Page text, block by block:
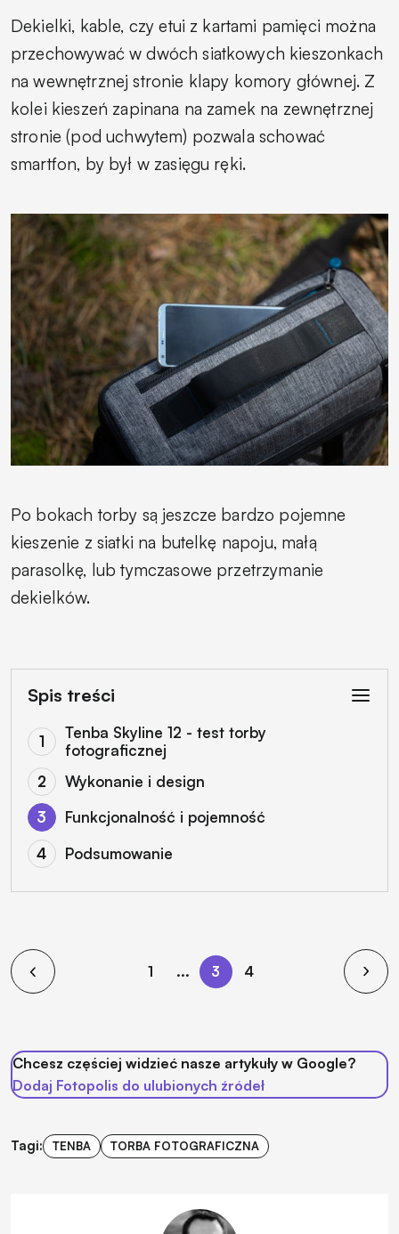
Dekielki, kable, czy etui z kartami pamięci można
przechowywać w dwóch siatkowych kieszonkach
na wewnętrznej stronie klapy komory głównej. Z
kolei kieszeń zapinana na zamek na zewnętrznej
stronie (pod uchwytem) pozwala schować
smartfon, by był w zasięgu ręki.
Po bokach torby są jeszcze bardzo pojemne
kieszenie z siatki na butelkę napoju, małą
parasolkę, lub tymczasowe przetrzymanie
dekielków.
Spis treści
Tenba Skyline 12 - test torby
fotograficznej
Wykonanie i design
Funkcjonalność i pojemność
Podsumowanie
1 ... 3 4
Chcesz częściej widzieć nasze artykuły w Google?
Dodaj Fotopolis do ulubionych źródeł
Tagi: TENBA TORBA FOTOGRAFICZNA